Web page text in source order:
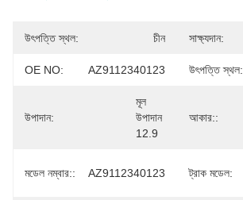
উৎপত্তি স্থল: চীন সাক্ষ্যদান:
OE NO: AZ9112340123 উৎপত্তি স্থল:
উপাদান:
মূল
উপাদান
12.9
আকার::
মডেল নম্বার:: AZ9112340123 ট্রাক মডেল: